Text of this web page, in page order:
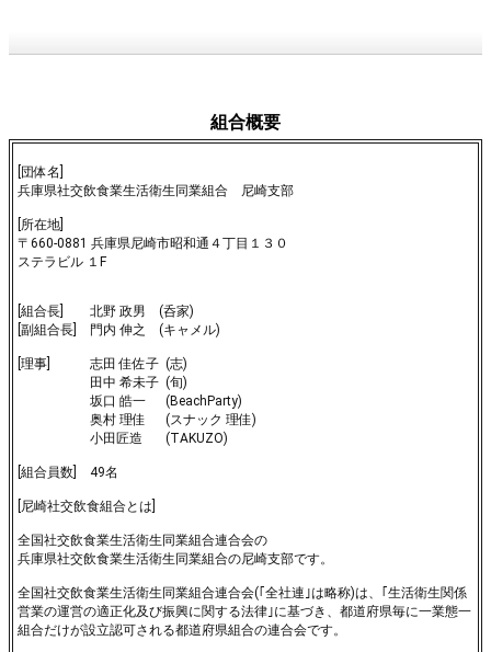
組合概要
[団体名]
兵庫県社交飲食業生活衛生同業組合 尼崎支部
[所在地]
〒660-0881 兵庫県尼崎市昭和通４丁目１３０
ステラビル １F
[組合長] 北野 政男 (呑家)
[副組合長] 門内 伸之 (キャメル)
[理事] 志田 佳佐子 (志)
田中 希未子 (旬)
坂口 皓一 (BeachParty)
奥村 理佳 (スナック 理佳)
小田匠造 (TAKUZO)
[組合員数] 49名
[尼崎社交飲食組合とは]
全国社交飲食業生活衛生同業組合連合会の
兵庫県社交飲食業生活衛生同業組合の尼崎支部です。
全国社交飲食業生活衛生同業組合連合会(｢全社連｣は略称)は、｢生活衛生関係
営業の運営の適正化及び振興に関する法律｣に基づき、都道府県毎に一業態一
組合だけが設立認可される都道府県組合の連合会です。